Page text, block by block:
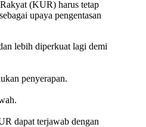
(KUR) harus tetap
upaya pengentasan
lebih diperkuat lagi demi
penyerapan.
dapat terjawab dengan